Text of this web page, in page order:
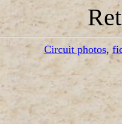
Circuit photos,